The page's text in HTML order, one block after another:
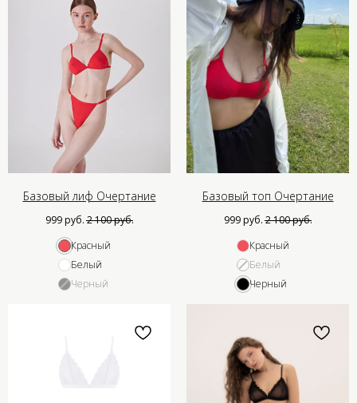
Базовый лиф Очертание
999 руб. 2 100руб.
Красный
Белый
Черный
Базовый топ Очертание
999 руб. 2 100руб.
Красный
Белый
Черный